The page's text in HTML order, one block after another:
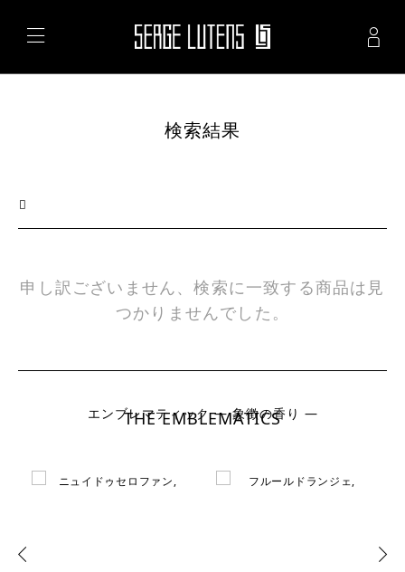
content
検索結果
タ
ロ
の
検
申し訳ございません、検索に一致する商品は見
つかりませんでした。
THE EMBLEMATICS
エンブレマティック ― 象徴の香り ―